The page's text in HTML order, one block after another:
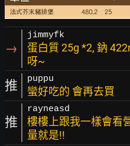
→
jimmyfk
蛋白質 25g *2, 鈉
呀~
推 puppu
蠻好吃的 會再去買
推
rayneasd
樓樓上跟我一樣會看
量就是!!